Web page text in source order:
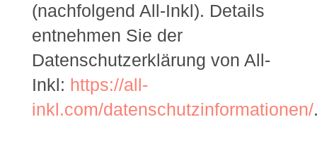
(nachfolgend All-Inkl). Details
entnehmen Sie der
Datenschutzerklärung von All-
Inkl: https://all-
inkl.com/datenschutzinformationen/